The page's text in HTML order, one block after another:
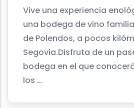
Vive una experiencia
una bodega de vino
de Polendos, a pocos
Segovia.Disfruta de un
bodega en el que
los ...